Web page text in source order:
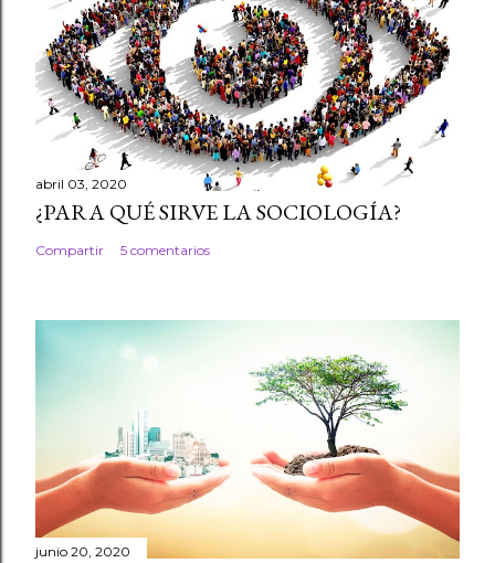
abril 03, 2020
¿PARA QUÉ SIRVE LA SOCIOLOGÍA?
Compartir 5 comentarios
junio 20, 2020